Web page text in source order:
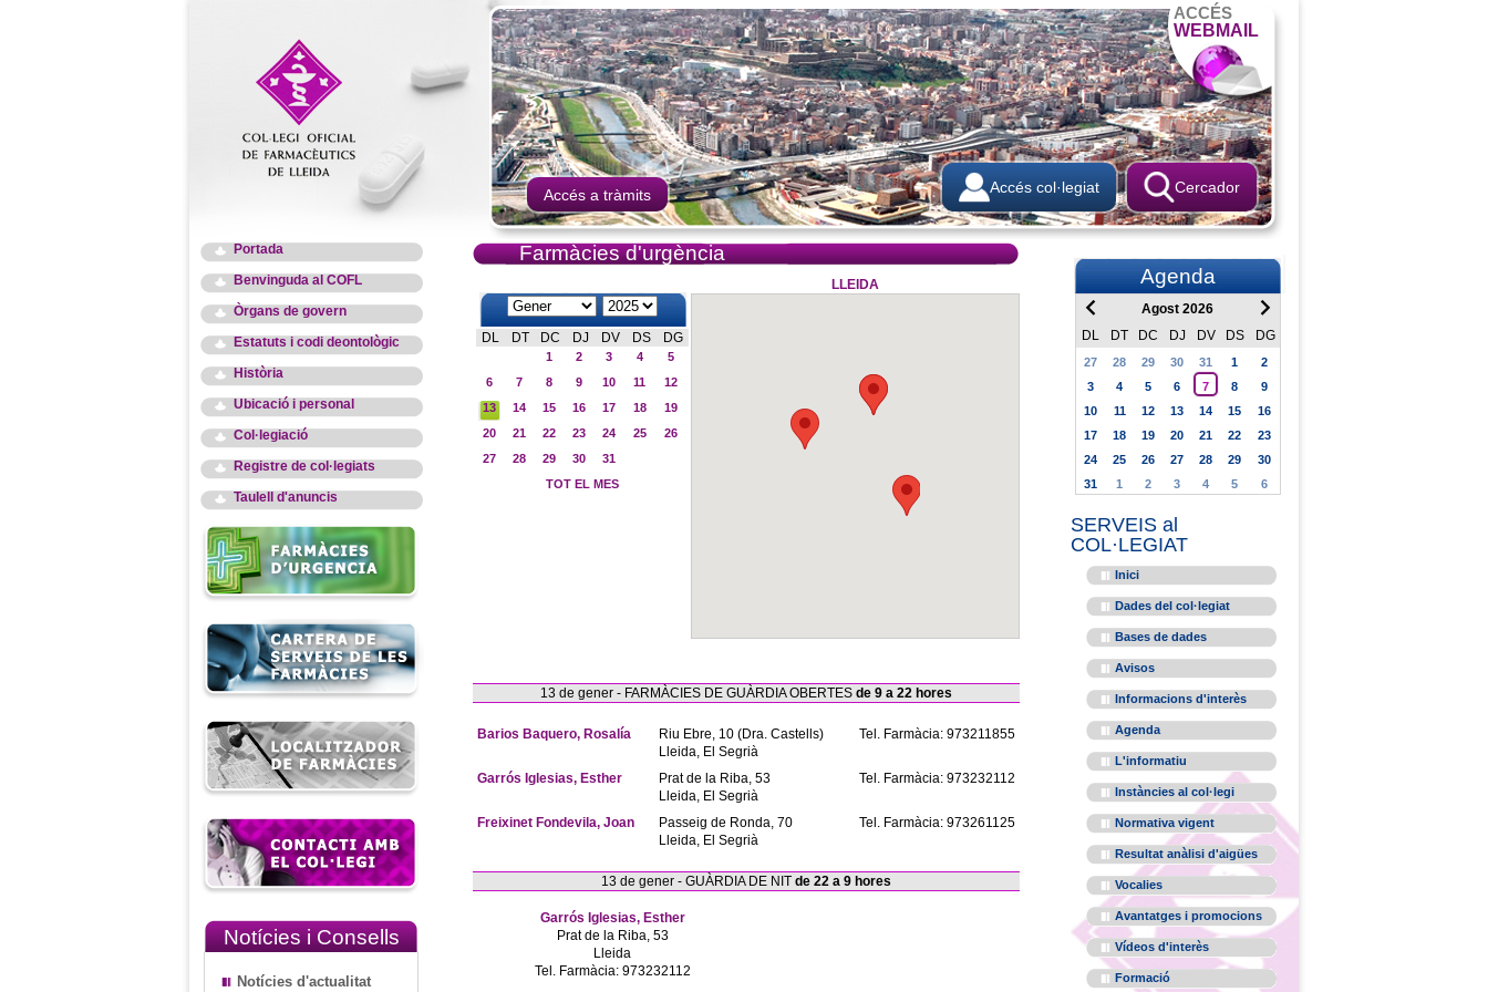
ACCÉS
WEBMAIL
Accés a tràmits Cercador
Accés col·legiat
Portada
Benvinguda al COFL
Òrgans de govern
Estatuts i codi deontològic
Història
Ubicació i personal
Col·legiació
Registre de col·legiats
Taulell d'anuncis
Notícies i Consells
Notícies d'actualitat
Farmàcies d'urgència
DL DT DC DJ DV DS DG
1 2 3 4
5
6
7 8 9 10 11
12
13
14 15 16 17 18
19
20
21 22 23 24 25
26
27
28 29 30
31
TOT EL MES
LLEIDA
13 de gener - FARMÀCIES DE GUÀRDIA OBERTES de 9 a 22 hores
Barios Baquero, Rosalía
Riu Ebre, 10 (Dra. Castells)
Lleida, El Segrià
Tel. Farmàcia: 973211855
Garrós Iglesias, Esther
Prat de la Riba, 53
Lleida, El Segrià
Tel. Farmàcia: 973232112
Freixinet Fondevila, Joan
Passeig de Ronda, 70
Lleida, El Segrià
Tel. Farmàcia: 973261125
13 de gener - GUÀRDIA DE NIT de 22 a 9 hores
Garrós Iglesias, Esther
Prat de la Riba, 53
Lleida
Tel. Farmàcia: 973232112
Agenda
Agost 2026
DL
DT DC DJ DV DS DG
27 28 29 30 31 1
2
3
4 5 6 7 8
9
10
11 12 13 14 15
16
17
18 19 20 21 22
23
24
25 26 27 28 29
30
31
1 2 3 4 5 6
SERVEIS al
COL·LEGIAT
Inici
Dades del col·legiat
Bases de dades
Avisos
Informacions d'interès
Agenda
L'informatiu
Instàncies al col·legi
Normativa vigent
Resultat anàlisi d'aigües
Vocalies
Avantatges i promocions
Vídeos d'interès
Formació